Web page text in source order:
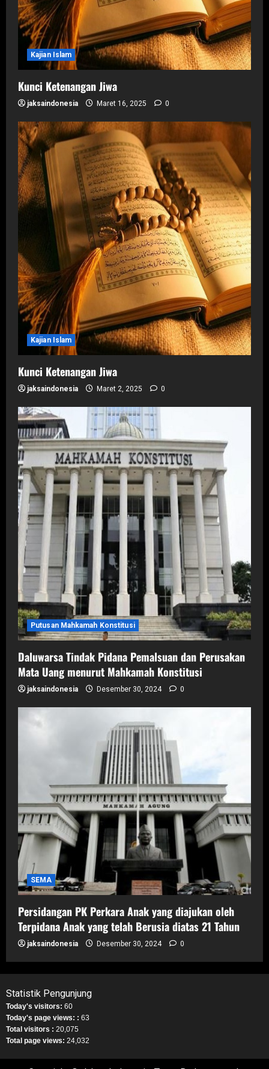
Kajian Islam
Kunci Ketenangan Jiwa
jaksaindonesia Maret 16, 2025 0
Kajian Islam
Kunci Ketenangan Jiwa
jaksaindonesia Maret 2, 2025 0
Putusan Mahkamah Konstitusi
Daluwarsa Tindak Pidana Pemalsuan dan Perusakan
Mata Uang menurut Mahkamah Konstitusi
jaksaindonesia Desember 30, 2024 0
SEMA
Persidangan PK Perkara Anak yang diajukan oleh
Terpidana Anak yang telah Berusia diatas 21 Tahun
jaksaindonesia Desember 30, 2024 0
Statistik Pengunjung
Today's visitors: 60
Today's page views: : 63
Total visitors : 20,075
Total page views: 24,032